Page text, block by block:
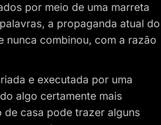
por meio de uma marreta
a propaganda atual do
nunca combinou, com a razão
e executada por uma
algo certamente mais
casa pode trazer alguns